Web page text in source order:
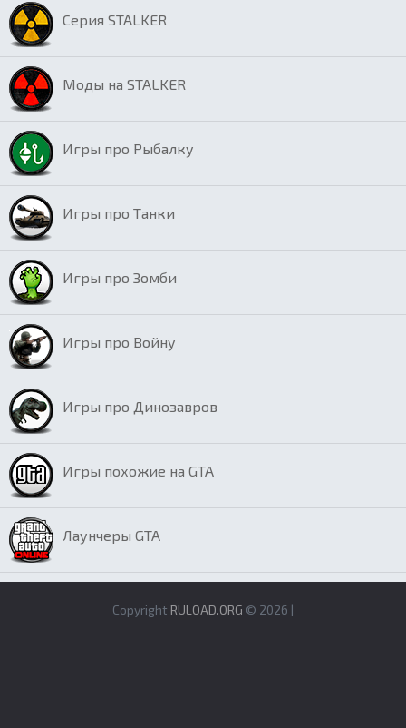
Серия STALKER
Моды на STALKER
Игры про Рыбалку
Игры про Танки
Игры про Зомби
Игры про Войну
Игры про Динозавров
Игры похожие на GTA
Лаунчеры GTA
Copyright RULOAD.ORG © 2026 |